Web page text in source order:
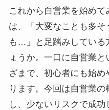
これから自営業を始め
は、「大変なことも多
も…」と足踏みしている
ょうか。一口に自営業
ざまで、初心者にも始
ります。今回は自営業
し、少ないリスクで成